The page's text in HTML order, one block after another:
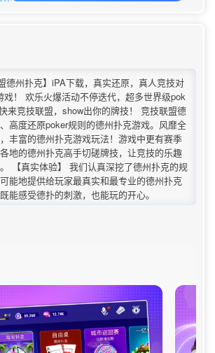
德州扑克】iPA下载，真实还原，真人竞技对
戏！ 欢乐火爆活动不停迭代，超多世界级pok
来竞技联盟，show出你的牌技！ 竞技联盟德
高度还原poker规则的德州扑克游戏。风靡全
丰富的德州扑克游戏玩法！游戏中更有赛季
地的德州扑克高手切磋牌技，让竞技的乐趣
【真实体验】 我们认真深挖了德州扑克的规
能地提供给玩家最真实和最专业的德州扑克
能感受德扑的刺激，也能玩的开心。